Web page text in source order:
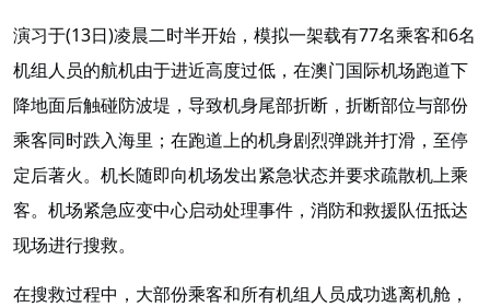
演习于(13日)凌晨二时半开始，模拟一架载有77名乘客和6名
机组人员的航机由于进近高度过低，在澳门国际机场跑道下
降地面后触碰防波堤，导致机身尾部折断，折断部位与部份
乘客同时跌入海里；在跑道上的机身剧烈弹跳并打滑，至停
定后著火。机长随即向机场发出紧急状态并要求疏散机上乘
客。机场紧急应变中心启动处理事件，消防和救援队伍抵达
现场进行搜救。
在搜救过程中，大部份乘客和所有机组人员成功逃离机舱，